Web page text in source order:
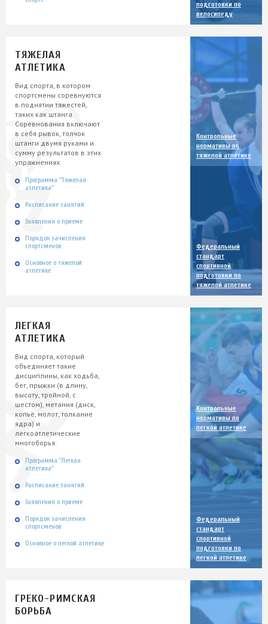
подготовки по
велосипеду
ТЯЖЕЛАЯ
АТЛЕТИКА
Вид спорта, в котором
спортсмены соревнуются
в поднятии тяжестей,
таких как штанга.
Соревнования включают
в себя рывок, толчок
штанги двумя руками и
сумму результатов в этих
упражнениях.
Программа "Тяжелая
атлетика"
Расписание занятий
Заявления о приеме
Порядок зачисления
спортсменов
Основное о тяжелой
атлетике
Контрольные
нормативы по
тяжелой атлетике
Федеральный
стандарт
спортивной
подготовки по
тяжелой атлетике
ЛЕГКАЯ
АТЛЕТИКА
Вид спорта, который
объединяет такие
дисциплины, как ходьба,
бег, прыжки (в длину,
высоту, тройной, с
шестом), метания (диск,
копьё, молот, толкание
ядра) и
легкоатлетические
многоборья.
Программа "Легкая
атлетика"
Расписание занятий
Заявления о приеме
Порядок зачисления
спортсменов
Основное о легкой атлетике
Контрольные
нормативы по
легкой атлетике
Федеральный
стандарт
спортивной
подготовки по
легкой атлетике
ГРЕКО-РИМСКАЯ
БОРЬБА